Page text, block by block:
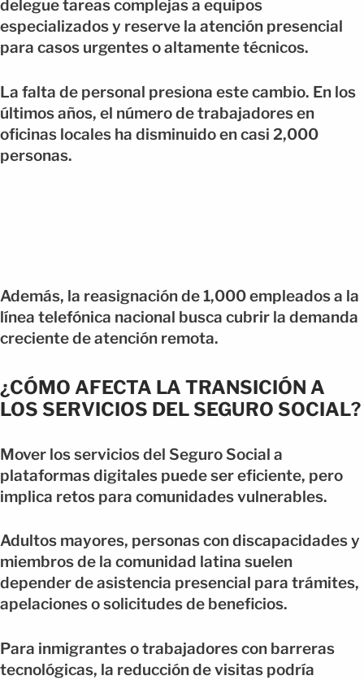
delegue tareas complejas a equipos
especializados y reserve la atención presencial
para casos urgentes o altamente técnicos.
La falta de personal presiona este cambio. En los
últimos años, el número de trabajadores en
oficinas locales ha disminuido en casi 2,000
personas.
Además, la reasignación de 1,000 empleados a la
línea telefónica nacional busca cubrir la demanda
creciente de atención remota.
¿CÓMO AFECTA LA TRANSICIÓN A
LOS SERVICIOS DEL SEGURO SOCIAL?
Mover los servicios del Seguro Social a
plataformas digitales puede ser eficiente, pero
implica retos para comunidades vulnerables.
Adultos mayores, personas con discapacidades y
miembros de la comunidad latina suelen
depender de asistencia presencial para trámites,
apelaciones o solicitudes de beneficios.
Para inmigrantes o trabajadores con barreras
tecnológicas, la reducción de visitas podría